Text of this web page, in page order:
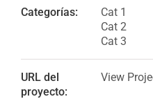
Categorías:
Cat 1
Cat 2
Cat 3
URL del
proyecto:
View